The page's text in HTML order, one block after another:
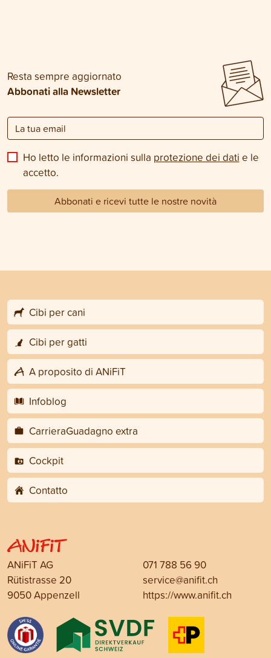
Resta sempre aggiornato
Abbonati alla Newsletter
Ho letto le informazioni sulla protezione dei dati e le
accetto.
Abbonati e ricevi tutte le nostre novità
Cibi per cani
Cibi per gatti
A proposito di ANiFiT
Infoblog
CarrieraGuadagno extra
Cockpit
Contatto
ANiFiT AG
Rütistrasse 20
9050 Appenzell
071 788 56 90
service@anifit.ch
https://www.anifit.ch